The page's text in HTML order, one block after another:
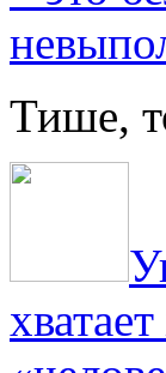
Тише,